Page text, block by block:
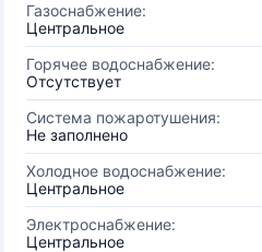
Газоснабжение:
Центральное
Горячее водоснабжение:
Отсутствует
Система пожаротушения:
Не заполнено
Холодное водоснабжение:
Центральное
Электроснабжение:
Центральное